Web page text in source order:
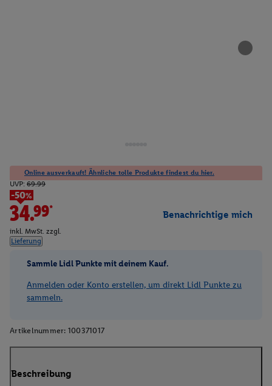
Online ausverkauft! Ähnliche tolle Produkte findest du hier.
UVP: 69.99
-50%
34.99*
inkl. MwSt. zzgl.
Lieferung
Benachrichtige mich
Sammle Lidl Punkte mit deinem Kauf.
Anmelden oder Konto erstellen, um direkt Lidl Punkte zu
sammeln.
Artikelnummer: 100371017
Beschreibung